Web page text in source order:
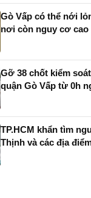
Gò Vấp có thể nới
nơi còn nguy cơ cao
Gỡ 38 chốt kiểm
quận Gò Vấp từ 0h
TP.HCM khẩn tìm
Thịnh và các địa